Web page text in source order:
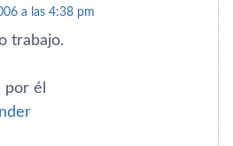
a las 4:38 pm
trabajo.
por él